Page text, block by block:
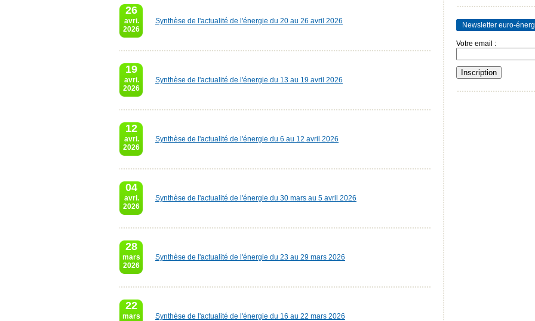
26
avri.
2026
Synthèse de l'actualité de l'énergie du 20 au 26 avril 2026
19
avri.
2026
Synthèse de l'actualité de l'énergie du 13 au 19 avril 2026
12
avri.
2026
Synthèse de l'actualité de l'énergie du 6 au 12 avril 2026
04
avri.
2026
Synthèse de l'actualité de l'énergie du 30 mars au 5 avril 2026
28
mars
2026
Synthèse de l'actualité de l'énergie du 23 au 29 mars 2026
22
mars
Synthèse de l'actualité de l'énergie du 16 au 22 mars 2026
Newsletter euro-
Votre email :